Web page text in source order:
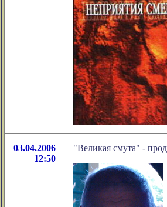
03.04.2006
12:50
"Великая смута" -